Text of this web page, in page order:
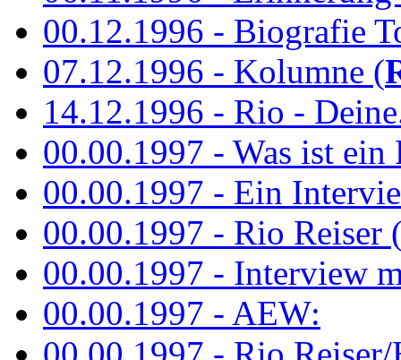
00.12.1996 - Biografie
07.12.1996 - Kolumne (
14.12.1996 - Rio -
00.00.1997 - Was ist ein
00.00.1997 - Ein
00.00.1997 - Rio Reiser
00.00.1997 - Interview
00.00.1997 - AEW: